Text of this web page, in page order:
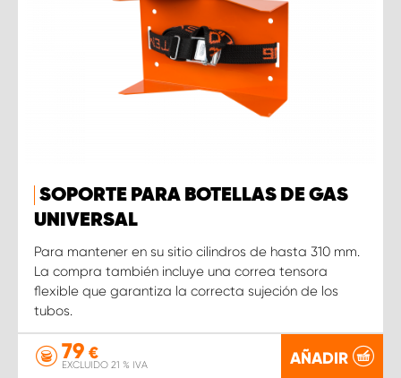
SOPORTE PARA BOTELLAS DE GAS
UNIVERSAL
Para mantener en su sitio cilindros de hasta 310 mm.
La compra también incluye una correa tensora
flexible que garantiza la correcta sujeción de los
tubos.
79 €
EXCLUIDO 21 % IVA AÑADIR